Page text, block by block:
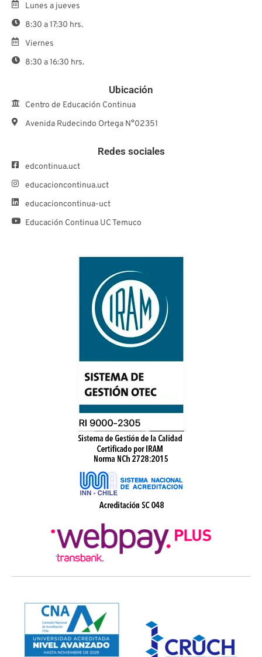
Lunes a jueves
8:30 a 17:30 hrs.
Viernes
8:30 a 16:30 hrs.
Ubicación
Centro de Educación Continua
Avenida Rudecindo Ortega N°02351
Redes sociales
edcontinua.uct
educacioncontinua.uct
educacioncontinua-uct
Educación Continua UC Temuco